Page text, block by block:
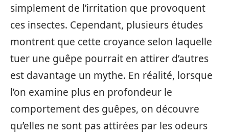
simplement de l’irritation que provoquent
ces insectes. Cependant, plusieurs études
montrent que cette croyance selon laquelle
tuer une guêpe pourrait en attirer d’autres
est davantage un mythe. En réalité, lorsque
l’on examine plus en profondeur le
comportement des guêpes, on découvre
qu’elles ne sont pas attirées par les odeurs